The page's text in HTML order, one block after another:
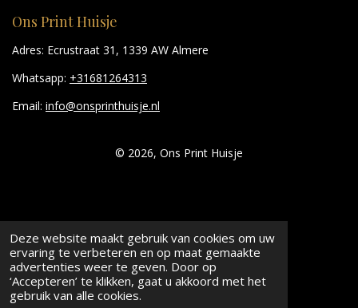
Deze website maakt gebruik van cookies om uw
ervaring te verbeteren en op maat gemaakte
advertenties weer te geven. Door op
‘Accepteren’ te klikken, gaat u akkoord met het
gebruik van alle cookies.
Ons Print Huisje
Adres: Ecrustraat 31, 1339 AW Almere
Whatsapp: +31681264313
Email: info@onsprinthuisje.nl
© 2026, Ons Print Huisje